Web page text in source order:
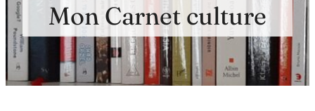
Mon Carnet culture